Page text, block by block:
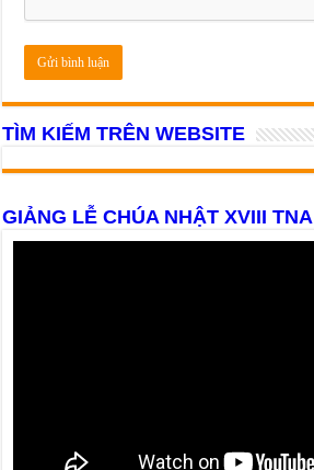
TÌM KIẾM TRÊN WEBSITE
GIẢNG LỄ CHÚA NHẬT XVIII TNA